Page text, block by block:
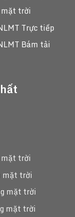
trời
Trực tiếp
Bám tải
trời
mặt trời
mặt trời
mặt trời